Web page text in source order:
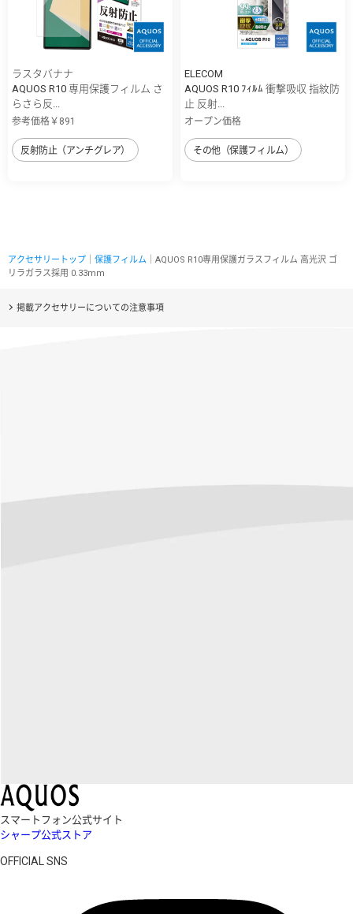
ラスタバナナ
AQUOS R10 専用保護フィルム さ
らさら反...
参考価格￥891
反射防止（アンチグレア）
ELECOM
AQUOS R10 ﾌｨﾙﾑ 衝撃吸収 指紋防
止 反射...
オープン価格
その他（保護フィルム）
アクセサリートップ 保護フィルム ｜AQUOS R10専用保護ガラスフィルム 高光沢 ゴ
リラガラス採用 0.33mm
掲載アクセサリーについての注意事項
スマートフォン公式サイト
シャープ公式ストア
OFFICIAL SNS